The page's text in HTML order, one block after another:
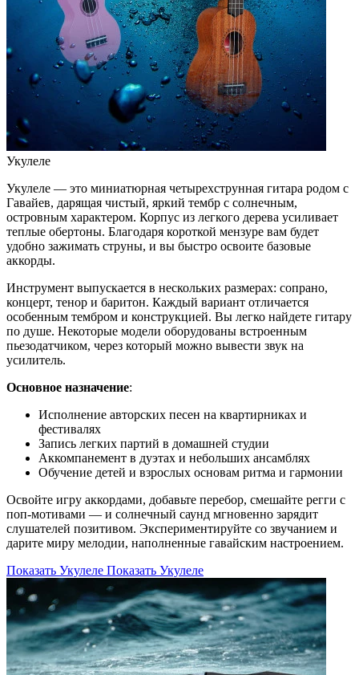
Укулеле
Укулеле — это миниатюрная четырехструнная гитара родом с
Гавайев, дарящая чистый, яркий тембр с солнечным,
островным характером. Корпус из легкого дерева усиливает
теплые обертоны. Благодаря короткой мензуре вам будет
удобно зажимать струны, и вы быстро освоите базовые
аккорды.
Инструмент выпускается в нескольких размерах: сопрано,
концерт, тенор и баритон. Каждый вариант отличается
особенным тембром и конструкцией. Вы легко найдете гитару
по душе. Некоторые модели оборудованы встроенным
пьезодатчиком, через который можно вывести звук на
усилитель.
Основное назначение:
Исполнение авторских песен на квартирниках и
фестивалях
Запись легких партий в домашней студии
Аккомпанемент в дуэтах и небольших ансамблях
Обучение детей и взрослых основам ритма и гармонии
Освойте игру аккордами, добавьте перебор, смешайте регги с
поп-мотивами — и солнечный саунд мгновенно зарядит
слушателей позитивом. Экспериментируйте со звучанием и
дарите миру мелодии, наполненные гавайским настроением.
Показать Укулеле Показать Укулеле